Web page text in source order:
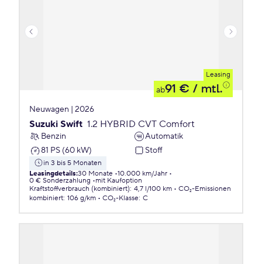
Leasing
ab91 € / mtl.
Neuwagen | 2026
Suzuki Swift 1.2 HYBRID CVT Comfort
Benzin
Automatik
81 PS (60 kW)
Stoff
in 3 bis 5 Monaten
Leasingdetails:30 Monate 10.000 km/Jahr
0 € Sonderzahlung
mit Kaufoption
Kraftstoffverbrauch (kombiniert): 4,7 l/100 km
CO₂-Emissionen
kombiniert: 106 g/km CO₂-Klasse: C